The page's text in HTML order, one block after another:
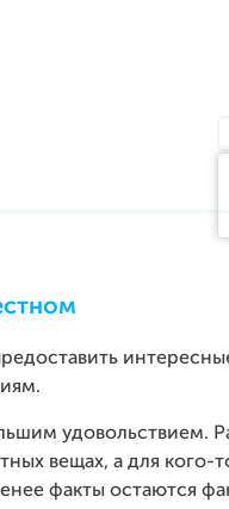
удовольствием.
вещах, а для кого-
факты остаются